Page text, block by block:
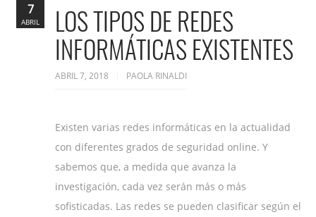
LOS TIPOS DE REDES
INFORMÁTICAS EXISTENTES
ABRIL 7, 2018 PAOLA RINALDI
Existen varias redes informáticas en la actualidad
con diferentes grados de seguridad online. Y
sabemos que, a medida que avanza la
investigación, cada vez serán más o más
sofisticadas. Las redes se pueden clasificar según el
7
ABRIL